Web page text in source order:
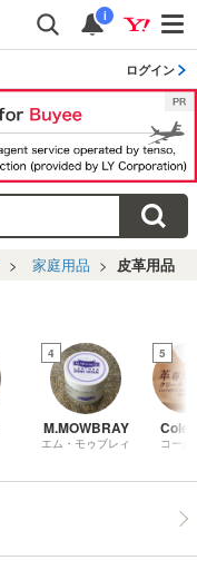
i
ログイン
家庭用品 皮革用品
4
M.MOWBRAY
エム・モゥブレィ
5
コール